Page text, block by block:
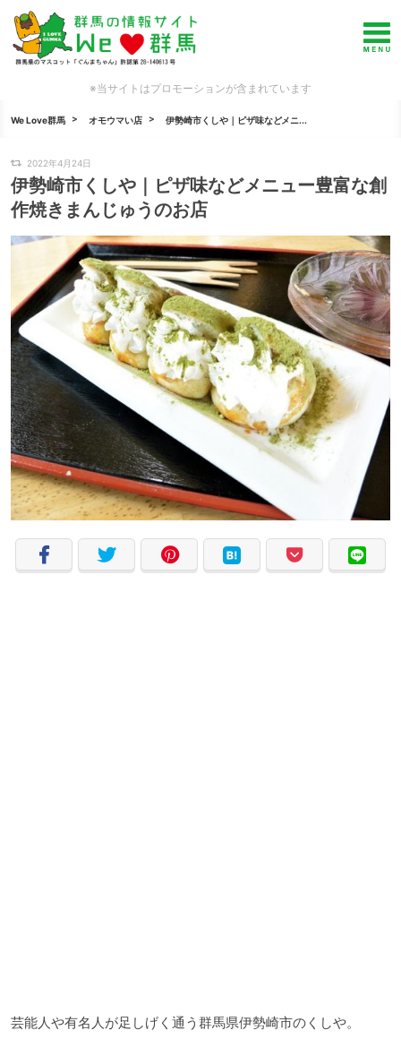
※当サイトはプロモーションが含まれています
We Love群馬 オモウマい店 伊勢崎市くしや｜ピザ味などメニ...
2022年4月24日
伊勢崎市くしや｜ピザ味などメニュー豊富な創
作焼きまんじゅうのお店
芸能人や有名人が足しげく通う群馬県伊勢崎市のくしや。